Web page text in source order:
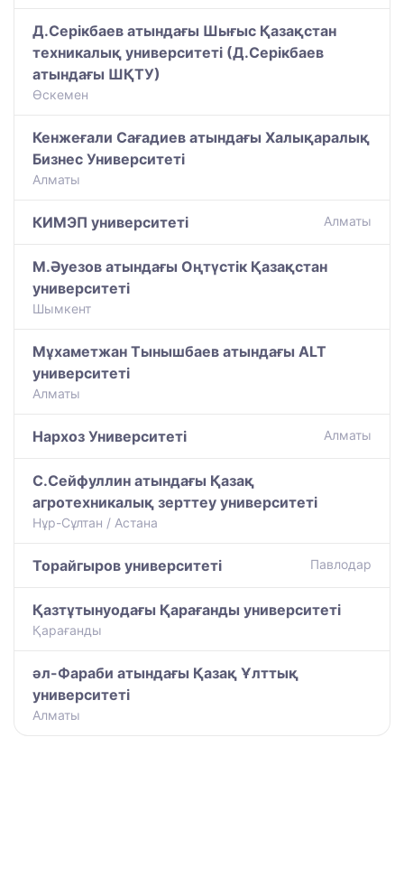
Д.Серікбаев атындағы Шығыс Қазақстан
техникалық университеті (Д.Серікбаев
атындағы ШҚТУ)
Өскемен
Кенжеғали Сағадиев атындағы Халықаралық
Бизнес Университеті
Алматы
КИМЭП университеті Алматы
М.Әуезов атындағы Оңтүстік Қазақстан
университеті
Шымкент
Мұхаметжан Тынышбаев атындағы ALT
университеті
Алматы
Нархоз Университеті Алматы
С.Сейфуллин атындағы Қазақ
агротехникалық зерттеу университеті
Нұр-Сұлтан / Астана
Торайгыров университеті Павлодар
Қазтұтынуодағы Қарағанды университеті
Қарағанды
әл-Фараби атындағы Қазақ Ұлттық
университеті
Алматы